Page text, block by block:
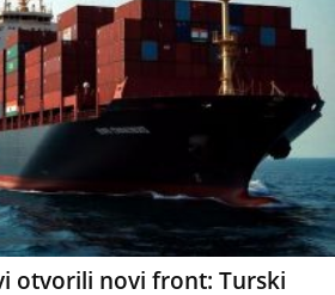
otvorili novi front: Turski